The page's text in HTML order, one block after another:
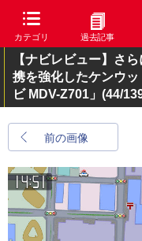
カテゴリ 過去記事
【ナビレビュー】さ
携を強化したケンウ
ビ MDV-Z701」 (44/
前の画像